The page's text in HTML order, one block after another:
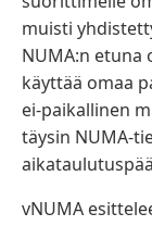
muisti
NUMA:n etuna
käyttää omaa
ei-paikallinen
täysin NUMA-
vNUMA